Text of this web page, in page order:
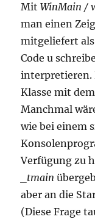
MitWinMain /
man einen
mitgeliefert als
Code u
interpretieren.
Klasse mit
Manchmal
wie bei einem
Verfügung zu
_tmain
aber an die
(Diese Frage